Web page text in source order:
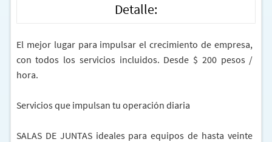
Detalle:
El mejor lugar para impulsar el crecimiento de empresa,
con todos los servicios incluidos. Desde $ 200 pesos /
hora.
Servicios que impulsan tu operación diaria
SALAS DE JUNTAS ideales para equipos de hasta veinte